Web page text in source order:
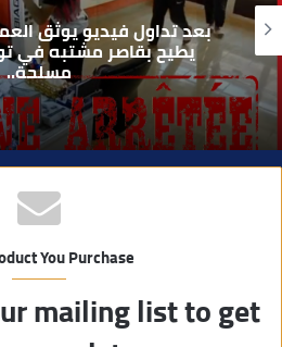
و
ي
ب
بعد تداول فيديو يوثق
يطيح بقاصر مشتبه في
مسلحة..
You Purchase
mailing list to get